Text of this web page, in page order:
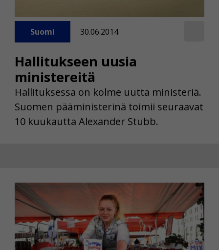
Hallitukseen uusia
ministereitä
Suomi 30.06.2014
Hallituksessa on kolme uutta ministeriä.
Suomen pääministerinä toimii seuraavat
10 kuukautta Alexander Stubb.